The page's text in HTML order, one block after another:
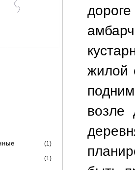
(1)
(1)
жилой
возле